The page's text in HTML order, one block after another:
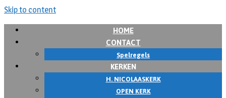
Skip to content
HOME
CONTACT
Spelregels
KERKEN
H. NICOLAASKERK
OPEN KERK